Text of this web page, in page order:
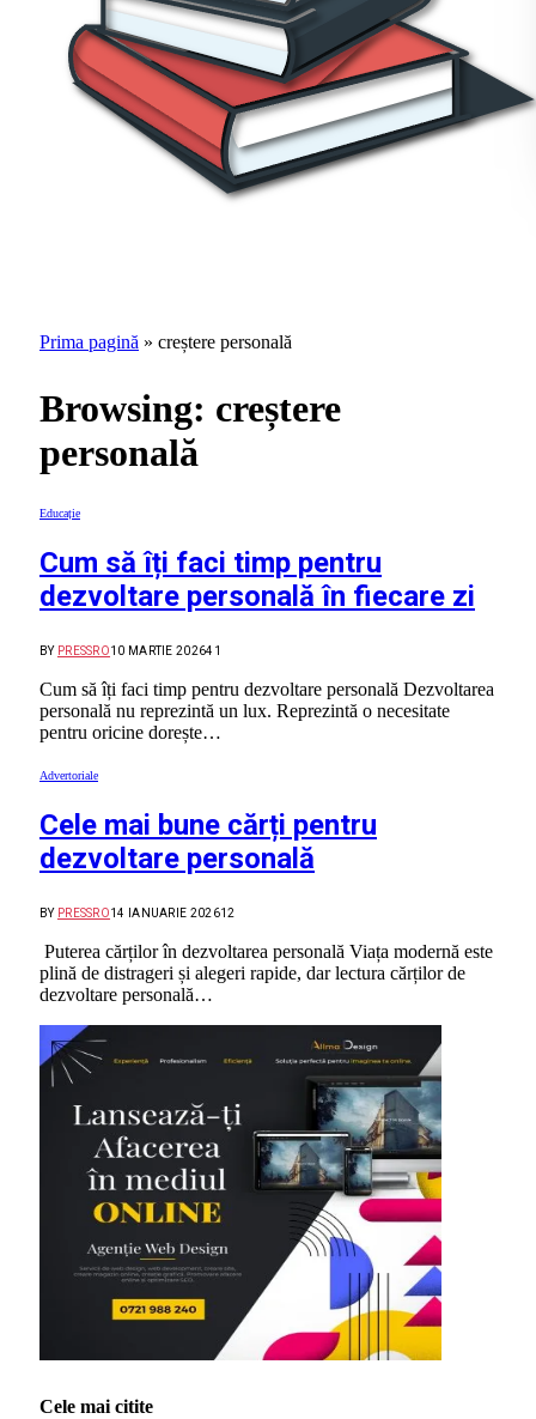
Prima pagină » creștere personală
Browsing: creștere
personală
Educație
Cum să îți faci timp pentru
dezvoltare personală în fiecare zi
BY PRESSRO10 MARTIE 202641
Cum să îți faci timp pentru dezvoltare personală Dezvoltarea
personală nu reprezintă un lux. Reprezintă o necesitate
pentru oricine dorește…
Advertoriale
Cele mai bune cărți pentru
dezvoltare personală
BY PRESSRO14 IANUARIE 202612
Puterea cărților în dezvoltarea personală Viața modernă este
plină de distrageri și alegeri rapide, dar lectura cărților de
dezvoltare personală…
Cele mai citite